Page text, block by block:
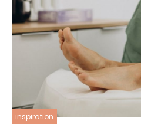
inspiration